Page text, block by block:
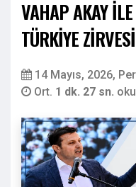
VAHAP AKAY
TÜRKİYE
14 Mayıs, 2026,
Ort. 1 dk. 27 sn.